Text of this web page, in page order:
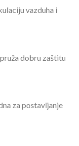
vazduha i
dobru zaštitu
za postavljanje